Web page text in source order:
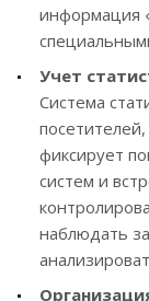
информация
Учет
Система
фиксирует
систем и
наблюдать